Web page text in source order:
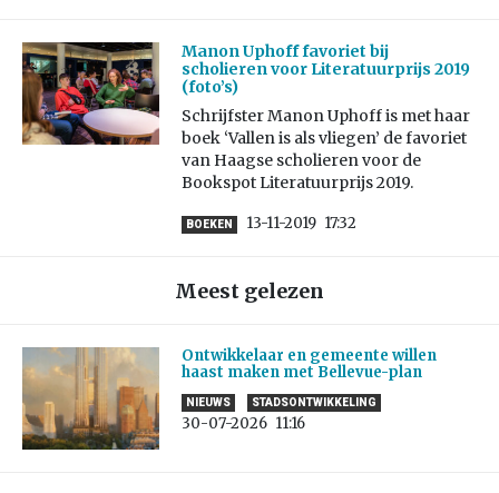
Manon Uphoff favoriet bij
scholieren voor Literatuurprijs 2019
(foto’s)
Schrijfster Manon Uphoff is met haar
boek ‘Vallen is als vliegen’ de favoriet
van Haagse scholieren voor de
Bookspot Literatuurprijs 2019.
BOEKEN 13-11-2019 17:32
Meest gelezen
Ontwikkelaar en gemeente willen
haast maken met Bellevue-plan
NIEUWS STADSONTWIKKELING
30-07-2026 11:16